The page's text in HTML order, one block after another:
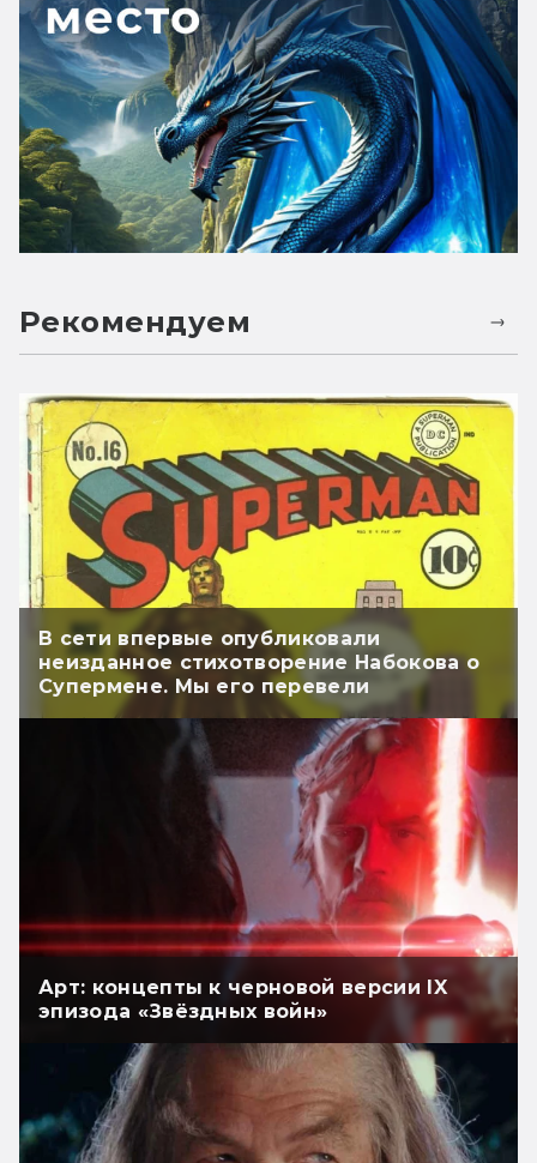
Рекомендуем
В сети впервые опубликовали
неизданное стихотворение Набокова о
Супермене. Мы его перевели
Арт: концепты к черновой версии IX
эпизода «Звёздных войн»